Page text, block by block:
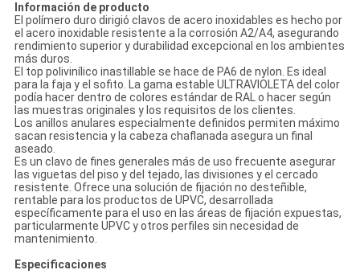
Información de producto
El polímero duro dirigió clavos de acero inoxidables es hecho por
el acero inoxidable resistente a la corrosión A2/A4, asegurando
rendimiento superior y durabilidad excepcional en los ambientes
más duros.
El top polivinílico inastillable se hace de PA6 de nylon. Es ideal
para la faja y el sofito. La gama estable ULTRAVIOLETA del color
podía hacer dentro de colores estándar de RAL o hacer según
las muestras originales y los requisitos de los clientes.
Los anillos anulares especialmente definidos permiten máximo
sacan resistencia y la cabeza chaflanada asegura un final
aseado.
Es un clavo de fines generales más de uso frecuente asegurar
las viguetas del piso y del tejado, las divisiones y el cercado
resistente. Ofrece una solución de fijación no desteñible,
rentable para los productos de UPVC, desarrollada
específicamente para el uso en las áreas de fijación expuestas,
particularmente UPVC y otros perfiles sin necesidad de
mantenimiento.
Especificaciones